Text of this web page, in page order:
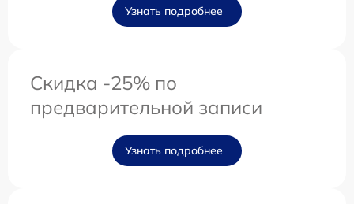
Узнать подробнее
Скидка -25% по
предварительной записи
Узнать подробнее